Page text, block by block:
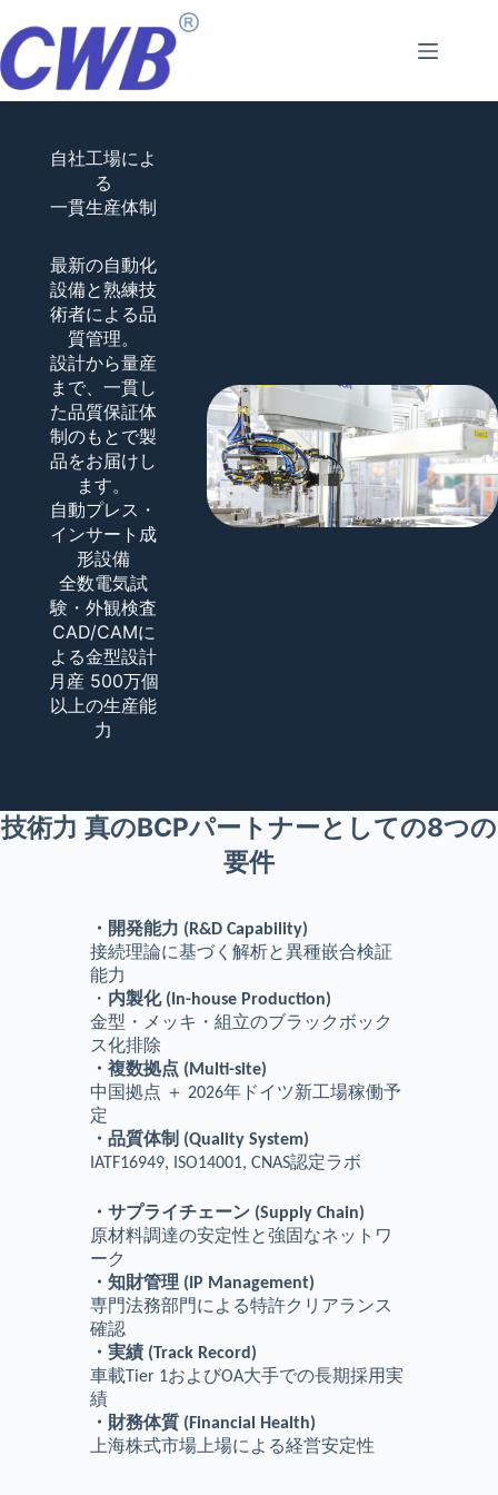
ン
テ
ン
ツ
自社工場によ
る
一貫生産体制
最新の自動化
設備と熟練技
術者による品
質管理。
設計から量産
まで、一貫し
た品質保証体
制のもとで製
品をお届けし
ます。
自動プレス・
インサート成
形設備
全数電気試
験・外観検査
CAD/CAMに
よる金型設計
月産 500万個
以上の生産能
力
技術力 真のBCPパートナーとしての8つの
要件
・開発能力 (R&D Capability)
接続理論に基づく解析と異種嵌合検証
能力
・ 内製化 (In-house Production)
金型・メッキ・組立のブラックボック
ス化排除
・複数拠点 (Multi-site)
中国拠点 ＋ 2026年ドイツ新工場稼働予
定
・品質体制 (Quality System)
IATF16949, ISO14001, CNAS認定ラボ
・サプライチェーン (Supply Chain)
原材料調達の安定性と強固なネットワ
ーク
・知財管理 (IP Management)
専門法務部門による特許クリアランス
確認
・実績 (Track Record)
車載Tier 1およびOA大手での長期採用実
績
・財務体質 (Financial Health)
上海株式市場上場による経営安定性